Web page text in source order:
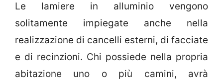
Le lamiere in alluminio vengono
solitamente impiegate anche nella
realizzazione di cancelli esterni, di facciate
e di recinzioni. Chi possiede nella propria
abitazione uno o più camini, avrà